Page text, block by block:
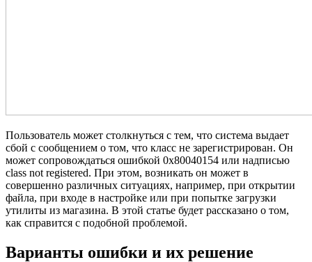
Пользователь может столкнуться с тем, что система выдает
сбой с сообщением о том, что класс не зарегистрирован. Он
может сопровождаться ошибкой 0x80040154 или надписью
class not registered. При этом, возникать он может в
совершенно различных ситуациях, например, при открытии
файла, при входе в настройке или при попытке загрузки
утилиты из магазина. В этой статье будет рассказано о том,
как справится с подобной проблемой.
Варианты ошибки и их решение